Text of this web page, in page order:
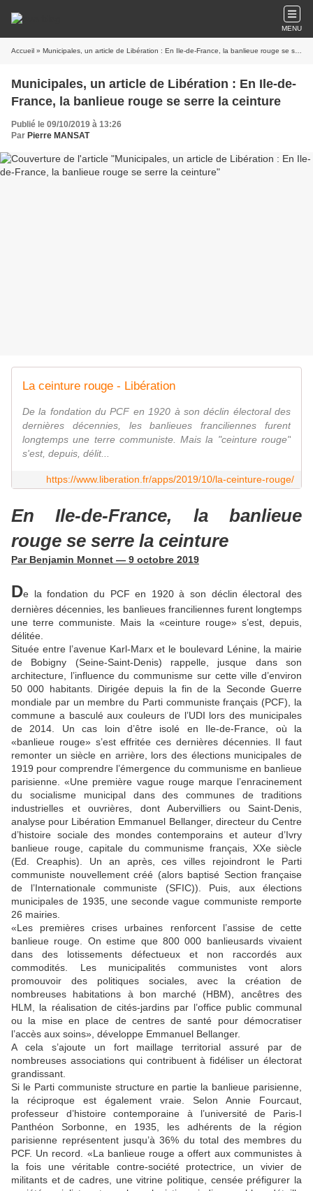
MENU
Accueil » Municipales, un article de Libération : En Ile-de-France, la banlieue rouge se serre la ceinture
Municipales, un article de Libération : En Ile-de-
France, la banlieue rouge se serre la ceinture
Publié le 09/10/2019 à 13:26
Par Pierre MANSAT
La ceinture rouge - Libération
De la fondation du PCF en 1920 à son déclin électoral des
dernières décennies, les banlieues franciliennes furent
longtemps une terre communiste. Mais la "ceinture rouge"
s'est, depuis, délit...
https://www.liberation.fr/apps/2019/10/la-ceinture-rouge/
En Ile-de-France, la banlieue
rouge se serre la ceinture
Par Benjamin Monnet — 9 octobre 2019
De la fondation du PCF en 1920 à son déclin électoral des
dernières décennies, les banlieues franciliennes furent longtemps
une terre communiste. Mais la «ceinture rouge» s’est, depuis,
délitée.
Située entre l’avenue Karl-Marx et le boulevard Lénine, la mairie
de Bobigny (Seine-Saint-Denis) rappelle, jusque dans son
architecture, l’influence du communisme sur cette ville d’environ
50 000 habitants. Dirigée depuis la fin de la Seconde Guerre
mondiale par un membre du Parti communiste français (PCF), la
commune a basculé aux couleurs de l’UDI lors des municipales
de 2014. Un cas loin d’être isolé en Ile-de-France, où la
«banlieue rouge» s’est effritée ces dernières décennies. Il faut
remonter un siècle en arrière, lors des élections municipales de
1919 pour comprendre l’émergence du communisme en banlieue
parisienne. «Une première vague rouge marque l’enracinement
du socialisme municipal dans des communes de traditions
industrielles et ouvrières, dont Aubervilliers ou Saint-Denis,
analyse pour Libération Emmanuel Bellanger, directeur du Centre
d’histoire sociale des mondes contemporains et auteur d’Ivry
banlieue rouge, capitale du communisme français, XXe siècle
(Ed. Creaphis). Un an après, ces villes rejoindront le Parti
communiste nouvellement créé (alors baptisé Section française
de l’Internationale communiste (SFIC)). Puis, aux élections
municipales de 1935, une seconde vague communiste remporte
26 mairies.
«Les premières crises urbaines renforcent l’assise de cette
banlieue rouge. On estime que 800 000 banlieusards vivaient
dans des lotissements défectueux et non raccordés aux
commodités. Les municipalités communistes vont alors
promouvoir des politiques sociales, avec la création de
nombreuses habitations à bon marché (HBM), ancêtres des
HLM, la réalisation de cités-jardins par l’office public communal
ou la mise en place de centres de santé pour démocratiser
l’accès aux soins», développe Emmanuel Bellanger.
A cela s’ajoute un fort maillage territorial assuré par de
nombreuses associations qui contribuent à fidéliser un électorat
grandissant.
Si le Parti communiste structure en partie la banlieue parisienne,
la réciproque est également vraie. Selon Annie Fourcaut,
professeur d’histoire contemporaine à l’université de Paris-I
Panthéon Sorbonne, en 1935, les adhérents de la région
parisienne représentent jusqu’à 36% du total des membres du
PCF. Un record. «La banlieue rouge a offert aux communistes à
la fois une véritable contre-société protectrice, un vivier de
militants et de cadres, une vitrine politique, censée préfigurer la